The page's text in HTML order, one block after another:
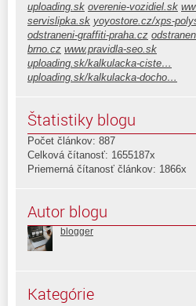
uploading.sk overenie-vozidiel.sk
servislipka.sk yoyostore.cz/xps-
odstraneni-graffiti-praha.cz
brno.cz www.pravidla-seo.sk
uploading.sk/kalkulacka-ciste…
uploading.sk/kalkulacka-docho…
Štatistiky blogu
Počet článkov: 887
Celková čítanosť: 1655187x
Priemerná čítanosť článkov: 1866x
Autor blogu
blogger
Kategórie